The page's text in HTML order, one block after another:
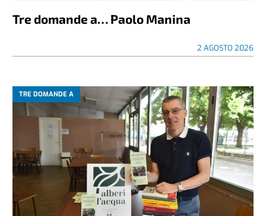
Tre domande a… Paolo Manina
2 AGOSTO 2026
TRE DOMANDE A